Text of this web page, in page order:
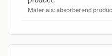
Materials: absorberend